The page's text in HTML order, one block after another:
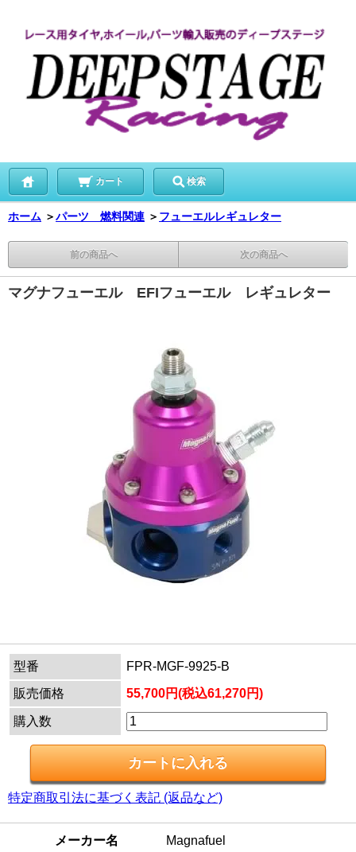
カート 検索
ホーム ＞パーツ 燃料関連 ＞ フューエルレギュレター
前の商品へ 次の商品へ
マグナフューエル EFIフューエル レギュレター
型番
FPR-MGF-9925-B
販売価格
55,700円(税込61,270円)
購入数
特定商取引法に基づく表記 (返品など)
メーカー名
Magnafuel